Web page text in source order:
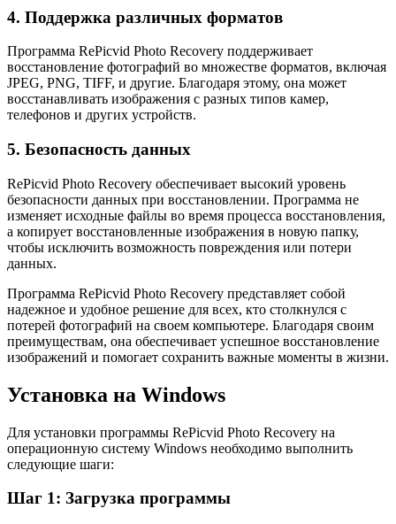
4. Поддержка различных форматов
Программа RePicvid Photo Recovery поддерживает
восстановление фотографий во множестве форматов, включая
JPEG, PNG, TIFF, и другие. Благодаря этому, она может
восстанавливать изображения с разных типов камер,
телефонов и других устройств.
5. Безопасность данных
RePicvid Photo Recovery обеспечивает высокий уровень
безопасности данных при восстановлении. Программа не
изменяет исходные файлы во время процесса восстановления,
а копирует восстановленные изображения в новую папку,
чтобы исключить возможность повреждения или потери
данных.
Программа RePicvid Photo Recovery представляет собой
надежное и удобное решение для всех, кто столкнулся с
потерей фотографий на своем компьютере. Благодаря своим
преимуществам, она обеспечивает успешное восстановление
изображений и помогает сохранить важные моменты в жизни.
Установка на Windows
Для установки программы RePicvid Photo Recovery на
операционную систему Windows необходимо выполнить
следующие шаги:
Шаг 1: Загрузка программы